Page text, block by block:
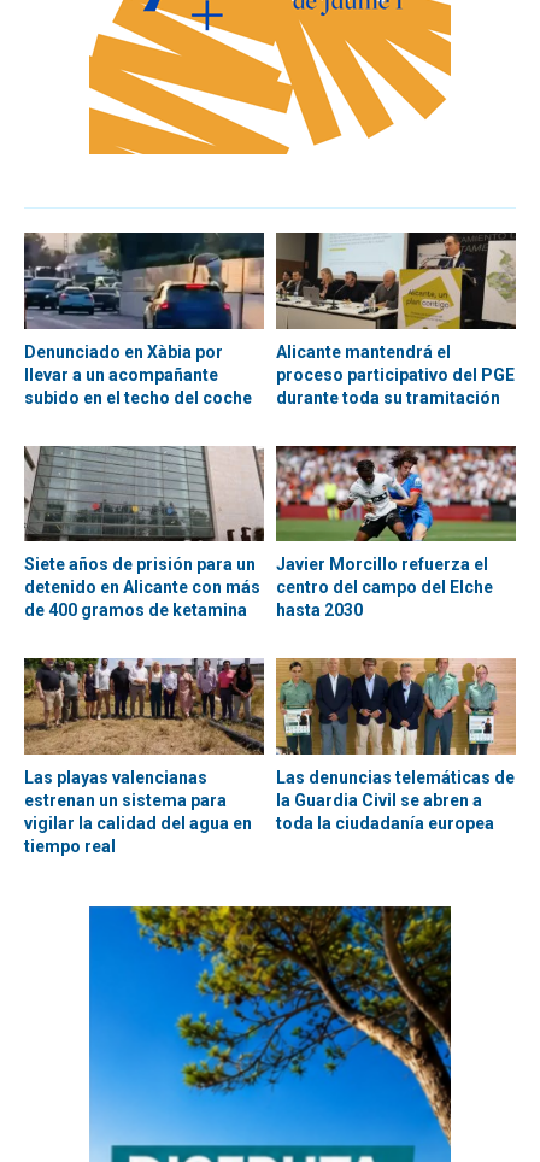
Denunciado en Xàbia por
llevar a un acompañante
subido en el techo del coche
Alicante mantendrá el
proceso participativo del PGE
durante toda su tramitación
Siete años de prisión para un
detenido en Alicante con más
de 400 gramos de ketamina
Javier Morcillo refuerza el
centro del campo del Elche
hasta 2030
Las playas valencianas
estrenan un sistema para
vigilar la calidad del agua en
tiempo real
Las denuncias telemáticas de
la Guardia Civil se abren a
toda la ciudadanía europea